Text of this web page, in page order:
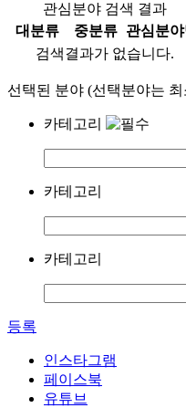
관심분야 검색 결과
대분류
중분류
관심분
검색결과가 없습니다.
선택된 분야 (선택분야는
카테고리
카테고리
카테고리
등록
인스타그램
페이스북
유튜브